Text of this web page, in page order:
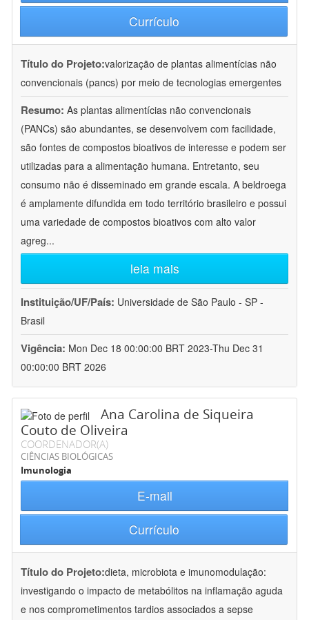
Currículo
Título do Projeto:valorização de plantas alimentícias não
convencionais (pancs) por meio de tecnologias emergentes
Resumo: As plantas alimentícias não convencionais
(PANCs) são abundantes, se desenvolvem com facilidade,
são fontes de compostos bioativos de interesse e podem ser
utilizadas para a alimentação humana. Entretanto, seu
consumo não é disseminado em grande escala. A beldroega
é amplamente difundida em todo território brasileiro e possui
uma variedade de compostos bioativos com alto valor
agreg...
leia mais
Instituição/UF/País: Universidade de São Paulo - SP -
Brasil
Vigência: Mon Dec 18 00:00:00 BRT 2023-Thu Dec 31
00:00:00 BRT 2026
Ana Carolina de Siqueira
Couto de Oliveira
COORDENADOR(A)
CIÊNCIAS BIOLÓGICAS
Imunologia
E-mail
Currículo
Título do Projeto:dieta, microbiota e imunomodulação:
investigando o impacto de metabólitos na inflamação aguda
e nos comprometimentos tardios associados a sepse